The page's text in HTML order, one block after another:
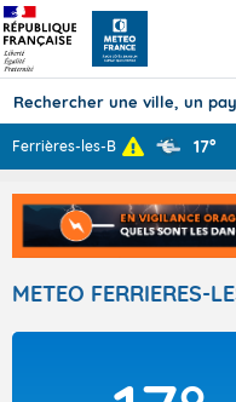
TOUS
Ferrières-les-B ... 17°
METEO FERRIERES-